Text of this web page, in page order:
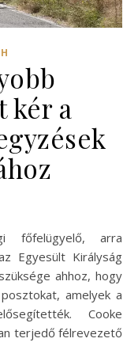
kér a
Egyesült Királyság
ahhoz, hogy
amelyek a
Cooke
terjedő félrevezető